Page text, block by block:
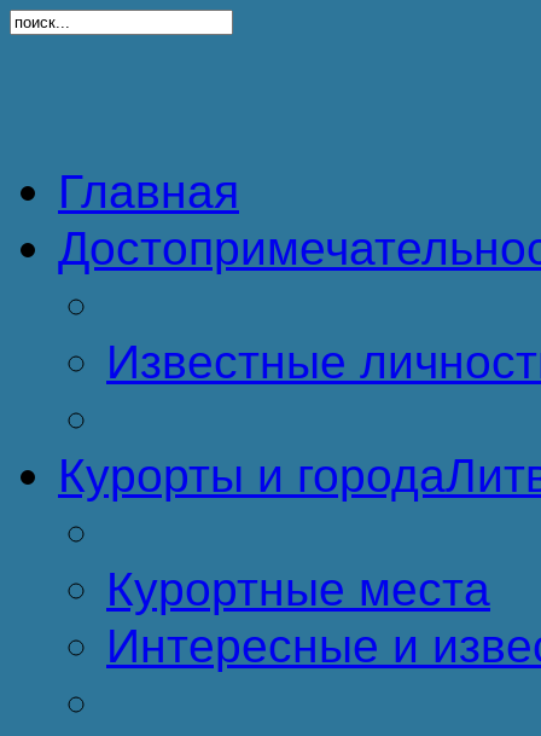
Главная
Известные
Курорты и города
Курортные места
Интересные и